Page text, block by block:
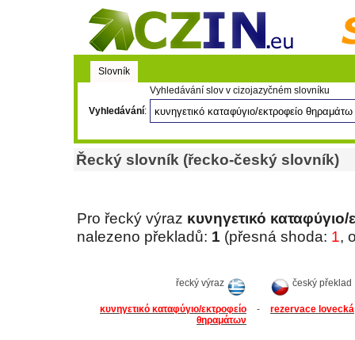
Slovník
Vyhledávání slov v cizojazyčném slovníku
Vyhledávání:
Řecký slovník (řecko-český slovník)
Pro řecký výraz κυνηγετικό
nalezeno překladů: 1 (přesná shoda: 1,
řecký výraz český překlad
κυνηγετικό καταφύγιο/εκτροφείο
θηραμάτων
- rezervace lovecká